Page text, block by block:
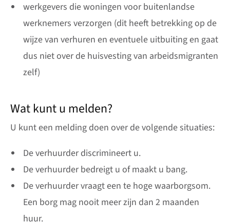
werkgevers die woningen voor buitenlandse
werknemers verzorgen (dit heeft betrekking op de
wijze van verhuren en eventuele uitbuiting en gaat
dus niet over de huisvesting van arbeidsmigranten
zelf)
Wat kunt u melden?
U kunt een melding doen over de volgende situaties:
De verhuurder discrimineert u.
De verhuurder bedreigt u of maakt u bang.
De verhuurder vraagt een te hoge waarborgsom.
Een borg mag nooit meer zijn dan 2 maanden
huur.